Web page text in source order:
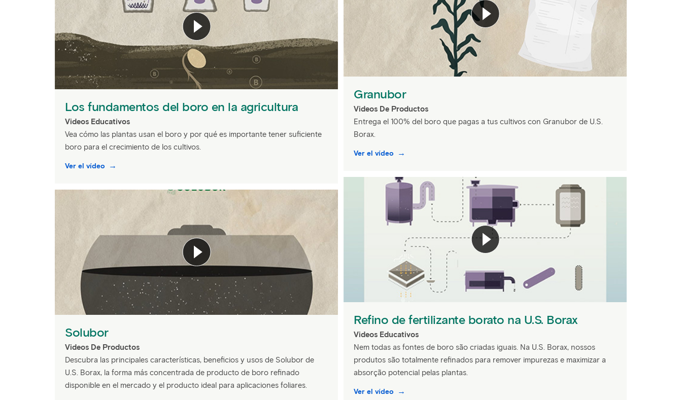
Granubor
Videos De Productos
Entrega el 100% del boro que pagas a tus cultivos con Granubor de U.S.
Borax.
Ver el vídeo
Los fundamentos del boro en la agricultura
Videos Educativos
Vea cómo las plantas usan el boro y por qué es importante tener suficiente
boro para el crecimiento de los cultivos.
Ver el vídeo
Refino de fertilizante borato na U.S. Borax
Videos Educativos
Nem todas as fontes de boro são criadas iguais. Na U.S. Borax, nossos
produtos são totalmente refinados para remover impurezas e maximizar a
absorção potencial pelas plantas.
Ver el vídeo
Solubor
Videos De Productos
Descubra las principales características, beneficios y usos de Solubor de
U.S. Borax, la forma más concentrada de producto de boro refinado
disponible en el mercado y el producto ideal para aplicaciones foliares.